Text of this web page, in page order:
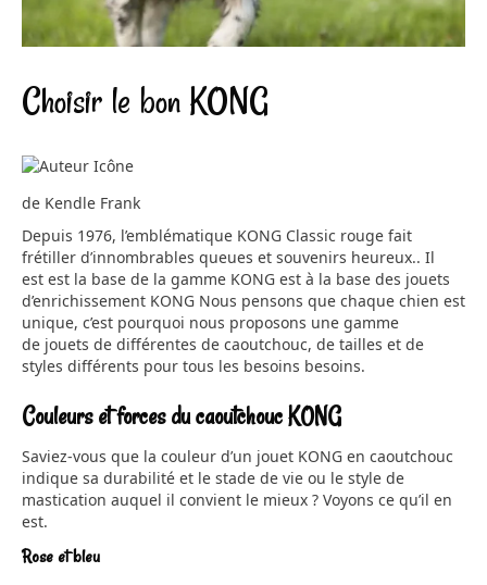
Choisir le bon KONG
de Kendle Frank
Depuis 1976, l’emblématique KONG Classic rouge fait
frétiller d’innombrables queues et souvenirs heureux.. Il
est est la base de la gamme KONG est à la base des jouets
d’enrichissement KONG Nous pensons que chaque chien est
unique, c’est pourquoi nous proposons une gamme
de jouets de différentes de caoutchouc, de tailles et de
styles différents pour tous les besoins besoins.
Couleurs et forces du caoutchouc KONG
Saviez-vous que la couleur d’un jouet KONG en caoutchouc
indique sa durabilité et le stade de vie ou le style de
mastication auquel il convient le mieux ? Voyons ce qu’il en
est.
Rose et bleu